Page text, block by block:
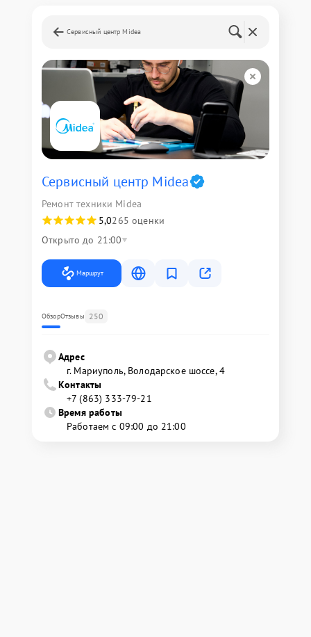
Сервисный центр Midea
Сервисный центр Midea
Ремонт техники Midea
5,0265 оценки
Открыто до 21:00
Маршрут
ОбзорОтзывы 250
Адрес
г. Мариуполь, Володарское шоссе, 4
Контакты
+7 (863) 333-79-21
Время работы
Работаем с 09:00 до 21:00